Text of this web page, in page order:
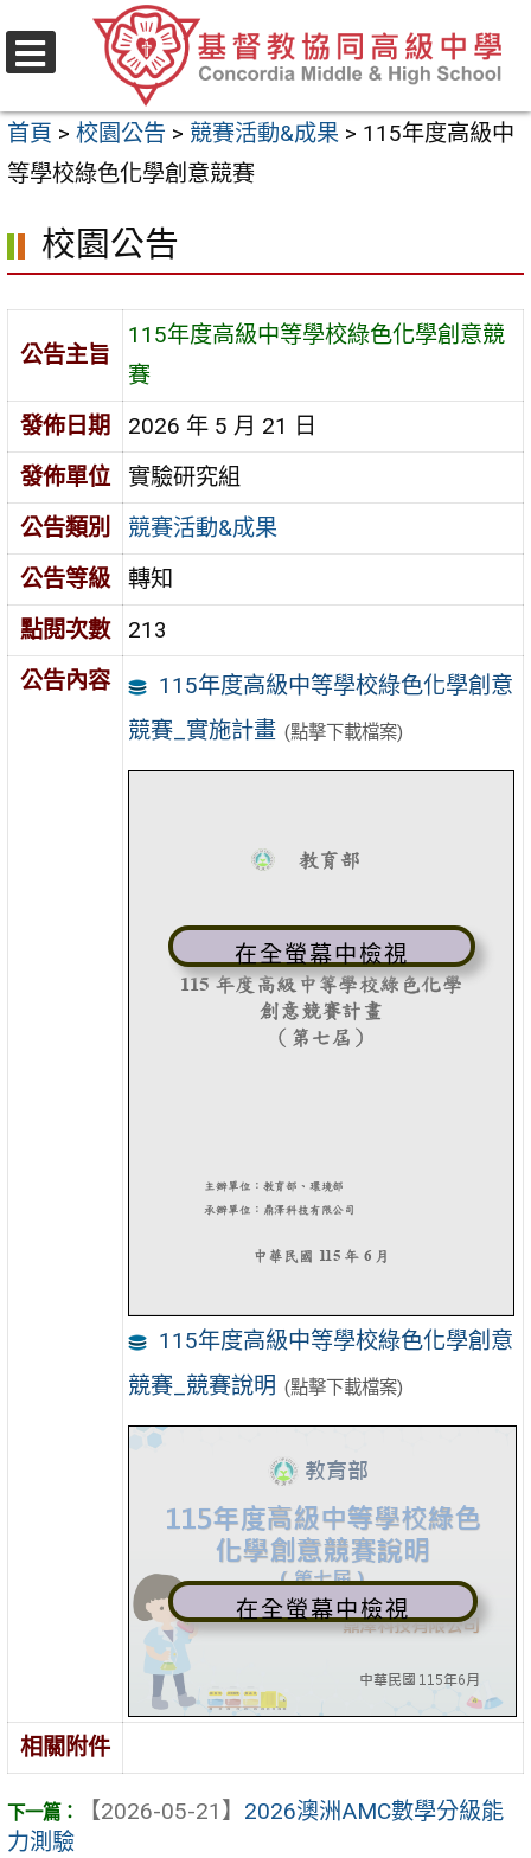
至
要
內
區
首頁 > 校園公告 > 競賽活動&成果 > 115年度高級中
等學校綠色化學創意競賽
校園公告
公告主旨
115年度高級中等學校綠色化學創意競
賽
發佈日期
2026 年 5 月 21 日
發佈單位
實驗研究組
公告類別
競賽活動&成果
公告等級
轉知
點閱次數
213
公告內容
115年度高級中等學校綠色化學創意
競賽_實施計畫 (點擊下載檔案)
在全螢幕中檢視
115年度高級中等學校綠色化學創意
競賽_競賽說明 (點擊下載檔案)
在全螢幕中檢視
相關附件
【2026-05-21】 2026澳洲AMC數學分級能
力測驗
選
單